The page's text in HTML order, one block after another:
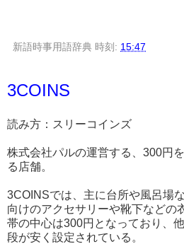
新語時事用語辞典 時刻: 15:47
3COINS
読み方：スリーコインズ
株式会社パルの運営する、300円
る店舗。
3COINSでは、主に台所や風呂場
向けのアクセサリーや靴下などの
帯の中心は300円となっており、
段が安く設定されている。